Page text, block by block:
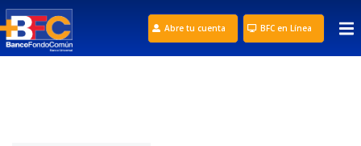
Abre tu cuenta BFC en Línea